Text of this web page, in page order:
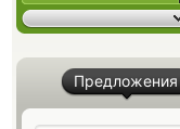
Предложения